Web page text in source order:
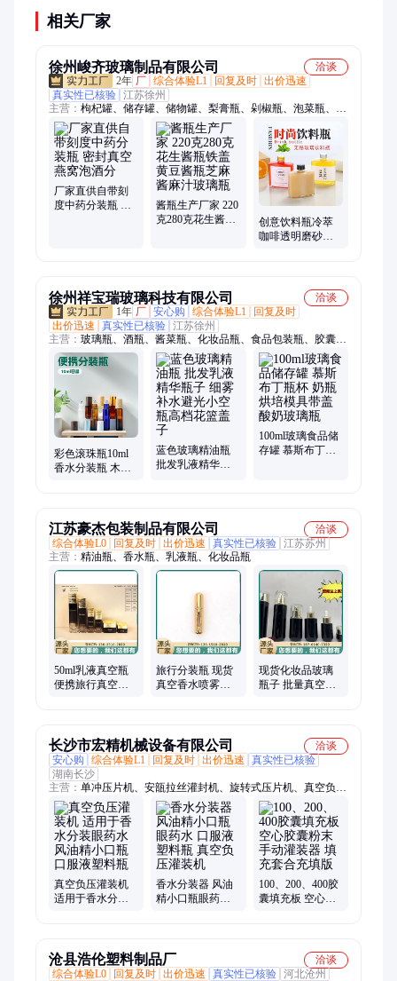
相关厂家
徐州峻齐玻璃制品有限公司
洽谈
2年 厂 综合体验L1 回复及时 出价迅速
真实性已核验 江苏徐州
主营： 枸杞罐、储存罐、储物罐、梨膏瓶、剁椒瓶、泡菜瓶、罐
头瓶、麻油瓶、腐乳瓶、精油瓶、组培瓶、包装瓶、白酒瓶、果
酒瓶、膏滋瓶、走珠瓶、酱菜瓶、果酱瓶、药粉瓶、培养瓶、香
油瓶、酵素瓶、药膏瓶、豆腐瓶、酸奶杯
厂家直供自带刻
度中药分装瓶 密
酱瓶生产厂家 220
克280克花生酱瓶
创意饮料瓶冷萃
咖啡透明磨砂玻
徐州祥宝瑞玻璃科技有限公司
洽谈
1年 厂 安心购 综合体验L1
回复及时
出价迅速
真实性已核验 江苏徐州
主营： 玻璃瓶、酒瓶、酱菜瓶、化妆品瓶、食品包装瓶、胶囊
瓶、香薰瓶、饮料瓶、橄榄油瓶、燕窝瓶、膏霜瓶、洗手液瓶、
喷雾瓶、咖啡瓶、奶瓶、精油瓶、储物罐、蜡烛杯、水杯
彩色滚珠瓶10ml
香水分装瓶 木纹
蓝色玻璃精油瓶
批发乳液精华瓶
100ml玻璃食品储
存罐 慕斯布丁瓶
江苏豪杰包装制品有限公司
洽谈
综合体验L0
回复及时 出价迅速 真实性已核验 江苏苏州
主营： 精油瓶、香水瓶、乳液瓶、化妆品瓶
50ml乳液真空瓶
便携旅行真空分
旅行分装瓶 现货
真空香水喷雾瓶
现货化妆品玻璃
瓶子 批量真空乳
长沙市宏精机械设备有限公司
洽谈
安心购
综合体验L1 回复及时 出价迅速
真实性已核验
湖南长沙
主营： 单冲压片机、安瓿拉丝灌封机、旋转式压片机、真空负压
灌装机、全自动中药制丸机、中药材粉碎机、三维运动混合机、
包衣机糖衣机、滴丸机、全自动胶囊填充机、口服液灌封机、颗
粒包装机、轧盖机、搓盖机、粉碎机、切片机、浓缩提取机
真空负压灌装机
适用于香水分装
香水分装器 风油
精小口瓶眼药水
100、200、400胶
囊填充板 空心胶
沧县浩伦塑料制品厂
洽谈
综合体验L0
回复及时 出价迅速 真实性已核验 河北沧州